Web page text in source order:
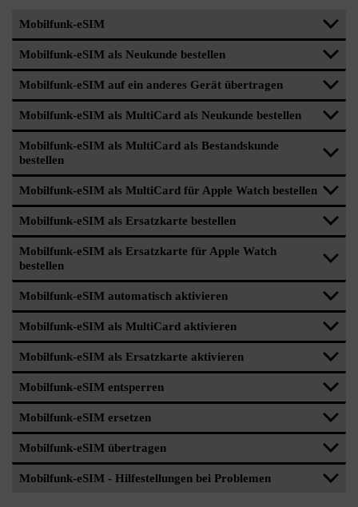
Mobilfunk-eSIM
Mobilfunk-eSIM als Neukunde bestellen
Mobilfunk-eSIM auf ein anderes Gerät übertragen
Mobilfunk-eSIM als MultiCard als Neukunde bestellen
Mobilfunk-eSIM als MultiCard als Bestandskunde
bestellen
Mobilfunk-eSIM als MultiCard für Apple Watch bestellen
Mobilfunk-eSIM als Ersatzkarte bestellen
Mobilfunk-eSIM als Ersatzkarte für Apple Watch
bestellen
Mobilfunk-eSIM automatisch aktivieren
Mobilfunk-eSIM als MultiCard aktivieren
Mobilfunk-eSIM als Ersatzkarte aktivieren
Mobilfunk-eSIM entsperren
Mobilfunk-eSIM ersetzen
Mobilfunk-eSIM übertragen
Mobilfunk-eSIM - Hilfestellungen bei Problemen